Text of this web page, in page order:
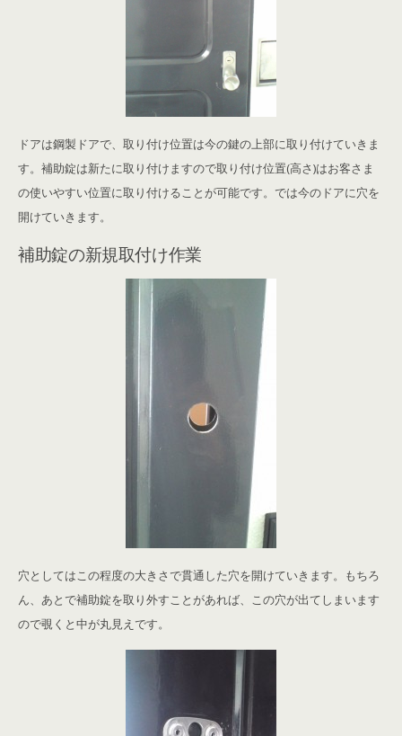
ドアは鋼製ドアで、取り付け位置は今の鍵の上部に取り付けていきま
す。補助錠は新たに取り付けますので取り付け位置(高さ)はお客さま
の使いやすい位置に取り付けることが可能です。では今のドアに穴を
開けていきます。
補助錠の新規取付け作業
穴としてはこの程度の大きさで貫通した穴を開けていきます。もちろ
ん、あとで補助錠を取り外すことがあれば、この穴が出てしまいます
ので覗くと中が丸見えです。